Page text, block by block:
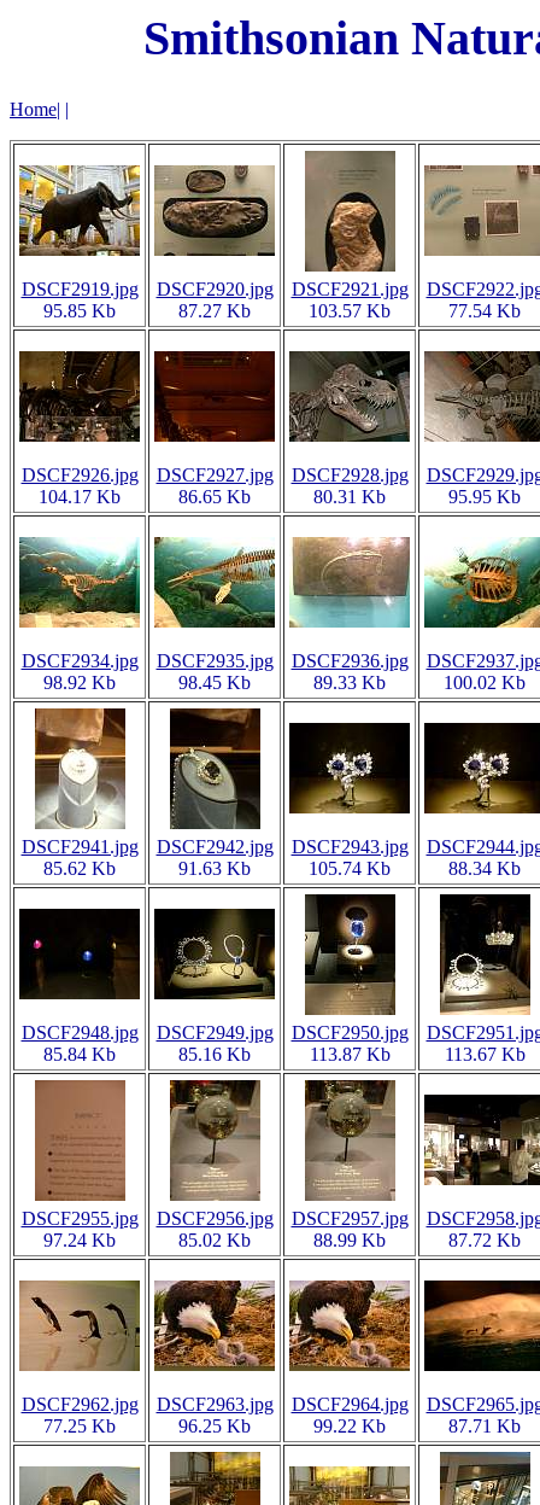
Smithsonian
Home| |
DSCF2919.jpg
95.85 Kb
DSCF2920.jpg
87.27 Kb
DSCF2921.jpg
103.57 Kb
77.54 Kb
DSCF2926.jpg
104.17 Kb
DSCF2927.jpg
86.65 Kb
DSCF2928.jpg
80.31 Kb
95.95 Kb
DSCF2934.jpg
98.92 Kb
DSCF2935.jpg
98.45 Kb
DSCF2936.jpg
89.33 Kb
100.02 Kb
DSCF2941.jpg
85.62 Kb
DSCF2942.jpg
91.63 Kb
DSCF2943.jpg
105.74 Kb
88.34 Kb
DSCF2948.jpg
85.84 Kb
DSCF2949.jpg
85.16 Kb
DSCF2950.jpg
113.87 Kb
113.67 Kb
DSCF2955.jpg
97.24 Kb
DSCF2956.jpg
85.02 Kb
DSCF2957.jpg
88.99 Kb
87.72 Kb
DSCF2962.jpg
77.25 Kb
DSCF2963.jpg
96.25 Kb
DSCF2964.jpg
99.22 Kb
87.71 Kb